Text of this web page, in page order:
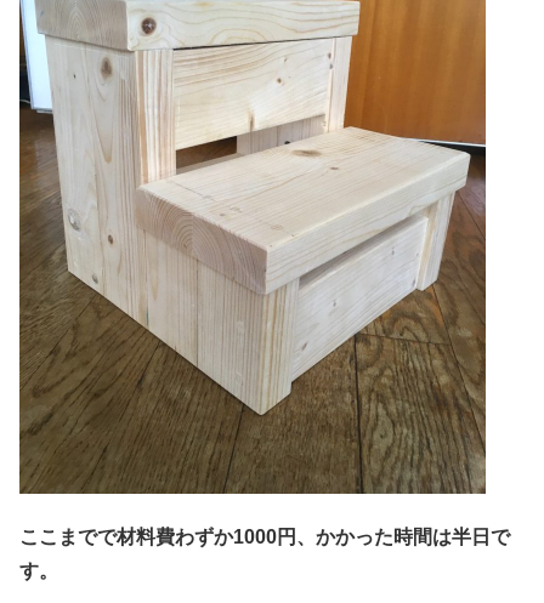
ここまでで材料費わずか1000円、かかった時間は半日で
す。